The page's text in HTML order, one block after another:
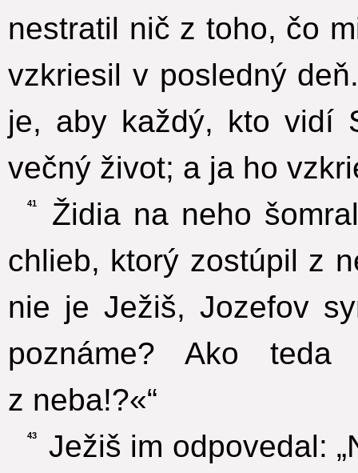
nestratil nič z toho, čo
vzkriesil v posledný
je, aby každý, kto vidí
večný život; a ja ho
41
Židia na neho
chlieb, ktorý zostúpil z
nie je Ježiš, Jozefov
poznáme? Ako teda
z neba!?«“
43
Ježiš im odpovedal: